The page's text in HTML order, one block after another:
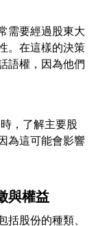
需要經過股東大
。在這樣的決策
語權，因為他們
，了解主要股
為這可能會影響
與權益
股份的種類、